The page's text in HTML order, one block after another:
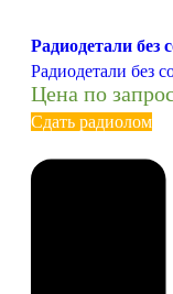
Радиодетали без
Радиодетали без
Цена по
Сдать радиолом